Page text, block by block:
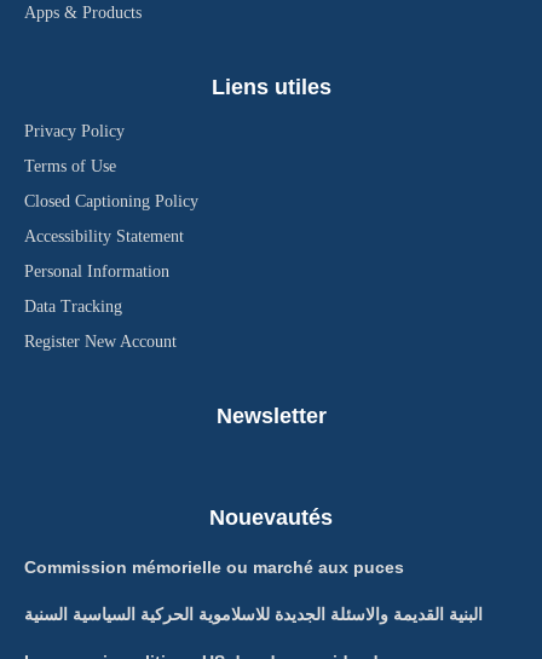
Apps & Products
Liens utiles
Privacy Policy
Terms of Use
Closed Captioning Policy
Accessibility Statement
Personal Information
Data Tracking
Register New Account
Newsletter
Nouevautés
Commission mémorielle ou marché aux puces
البنية القديمة والاسئلة الجديدة للاسلاموية الحركية السياسية السنية